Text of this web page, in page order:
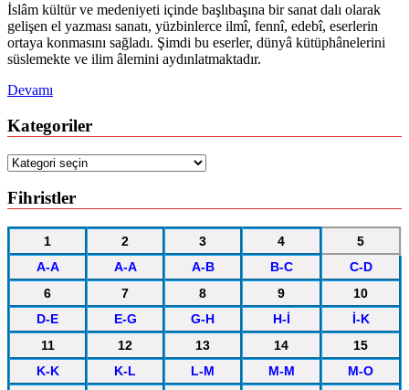
İslâm kültür ve medeniyeti içinde başlıbaşına bir sanat dalı olarak
gelişen el yazması sanatı, yüzbinlerce ilmî, fennî, edebî, eserlerin
ortaya konmasını sağladı. Şimdi bu eserler, dünyâ kütüphânelerini
süslemekte ve ilim âlemini aydınlatmaktadır.
Devamı
Kategoriler
Kategoriler
Fihristler
1 2 3 4
5
A-A
A-A A-B B-C
C-D
6
7 8 9
10
D-E
E-G G-H H-İ
İ-K
11
12 13 14
15
K-K
K-L L-M M-M M-O